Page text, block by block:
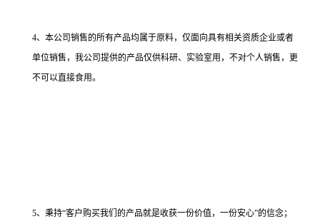
4、本公司销售的所有产品均属于原料，仅面向具有相关资质企业或者
单位销售，我公司提供的产品仅供科研、实验室用，不对个人销售，更
不可以直接食用。
5、秉持“客户购买我们的产品就是收获一份价值，一份安心”的信念；